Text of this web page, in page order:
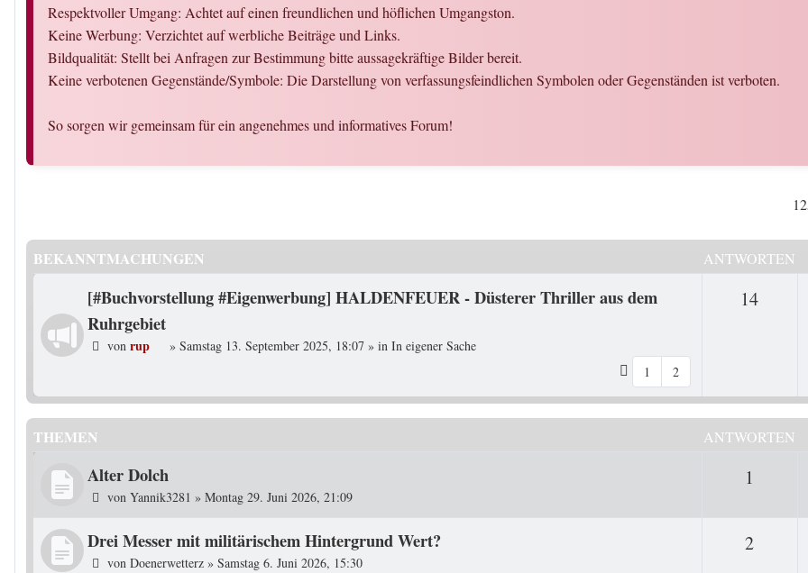
Respektvoller Umgang: Achtet auf einen freundlichen und höflichen Umgangston.
Keine Werbung: Verzichtet auf werbliche Beiträge und Links.
Bildqualität: Stellt bei Anfragen zur Bestimmung bitte aussagekräftige Bilder bereit.
Keine verbotenen Gegenstände/Symbole: Die Darstellung von verfassungsfeindlichen Symbolen oder Gegenständen ist verboten.
So sorgen wir gemeinsam für ein angenehmes und informatives Forum!
BEKANNTMACHUNGEN ANTWORTEN
[#Buchvorstellung #Eigenwerbung] HALDENFEUER - Düsterer Thriller aus dem
Ruhrgebiet
von rup » Samstag 13. September 2025, 18:07 » in In eigener Sache
1
2
14
THEMEN ANTWORTEN
Alter Dolch
von Yannik3281 » Montag 29. Juni 2026, 21:09
1
Drei Messer mit militärischem Hintergrund Wert?
von Doenerwetterz » Samstag 6. Juni 2026, 15:30
2